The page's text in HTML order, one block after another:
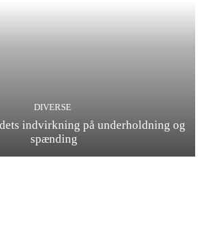
DIVERSE
indvirkning på underholdning og
spænding